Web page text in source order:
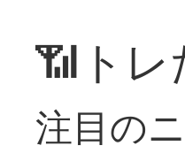
📶トレ
注目の